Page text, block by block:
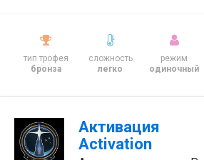
тип трофея
бронза
сложность
легко
режим
одиночный
Активация
Activation